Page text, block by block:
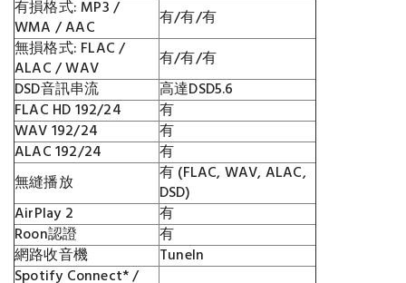
有損格式: MP3 /
WMA / AAC
有/有/有
無損格式: FLAC /
ALAC / WAV
有/有/有
DSD音訊串流
高達DSD5.6
FLAC HD 192/24
有
WAV 192/24
有
ALAC 192/24
有
無縫播放
有 (FLAC, WAV, ALAC,
DSD)
AirPlay 2
有
Roon認證
有
網路收音機
TuneIn
Spotify Connect* /